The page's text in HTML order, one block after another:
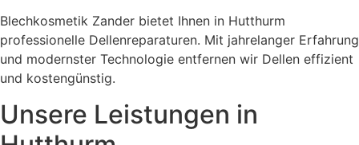
Blechkosmetik Zander bietet Ihnen in Hutthurm
professionelle Dellenreparaturen. Mit jahrelanger Erfahrung
und modernster Technologie entfernen wir Dellen effizient
und kostengünstig.
Unsere Leistungen in